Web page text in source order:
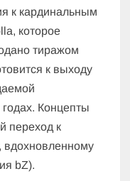
к кардинальным
которое
тиражом
к выходу
Концепты
переход к
вдохновленному
bZ).